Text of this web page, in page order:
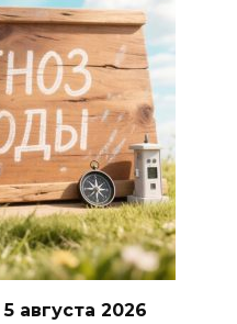
августа 2026